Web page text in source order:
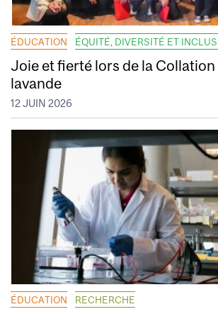
ÉDUCATION ÉQUITÉ, DIVERSITÉ ET
Joie et fierté lors de la Collation
lavande
12 JUIN 2026
ÉDUCATION RECHERCHE